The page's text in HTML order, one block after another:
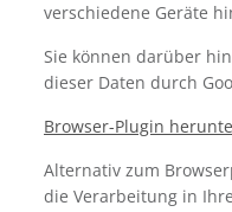
verschiedene Geräte
Sie können darüber
dieser Daten durch
Browser-Plugin
Alternativ zum
die Verarbeitung in